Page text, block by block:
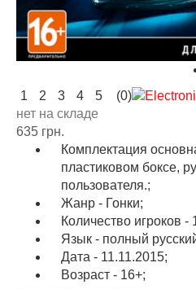
1 2 3 4 5
(0)
нет на складе
635 грн.
Комплектация
пластиковом боксе,
пользователя.;
Жанр - Гонки;
Количество игроков -
Язык - полный
Дата - 11.11.2015;
Возраст - 16+;